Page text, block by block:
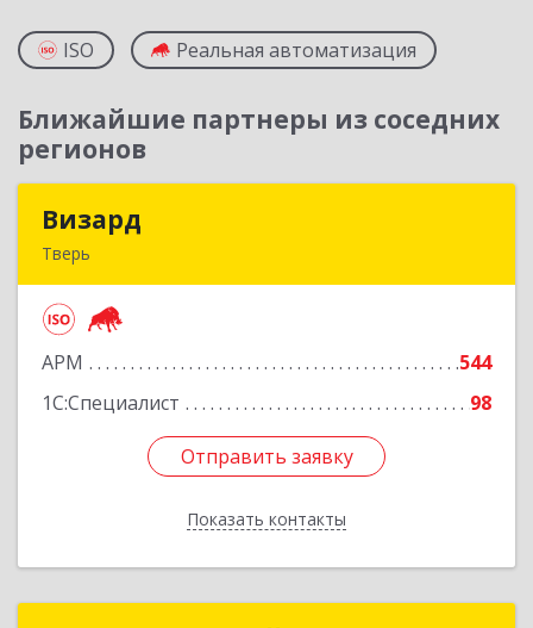
ISO Реальная автоматизация
Ближайшие партнеры из соседних
регионов
Визард
Тверь
АРМ
544
1С:Специалист
98
Отправить заявку
Показать контакты
Подробнее
Отправить заявку
Назад